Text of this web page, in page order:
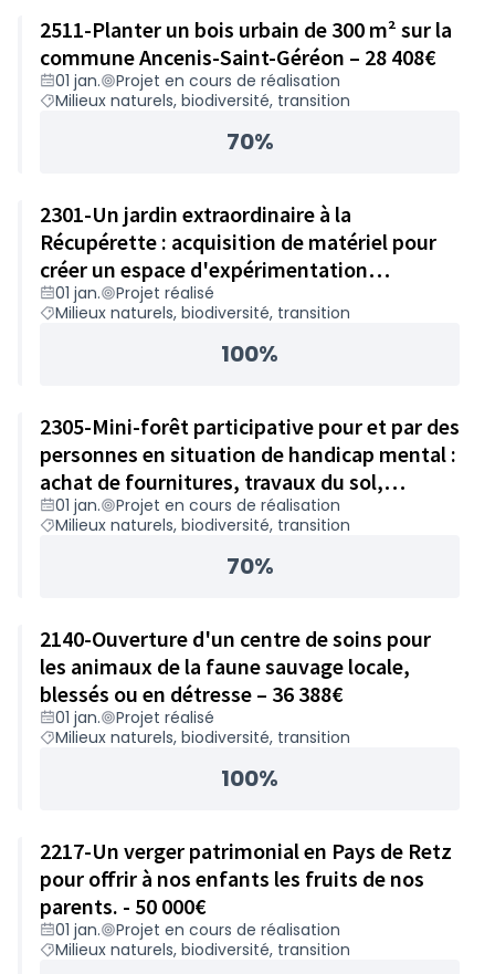
2511-Planter un bois urbain de 300 m² sur la
commune Ancenis-Saint-Géréon – 28 408€
01 jan.
Projet en cours de réalisation
Milieux naturels, biodiversité, transition
70%
2301-Un jardin extraordinaire à la
Récupérette : acquisition de matériel pour
créer un espace d'expérimentation
permaculturel et ateliers biodiversité – 24
863€
01 jan.
Projet réalisé
Milieux naturels, biodiversité, transition
100%
2305-Mini-forêt participative pour et par des
personnes en situation de handicap mental :
achat de fournitures, travaux du sol,
accompagnement – 24 984€
01 jan.
Projet en cours de réalisation
Milieux naturels, biodiversité, transition
70%
2140-Ouverture d'un centre de soins pour
les animaux de la faune sauvage locale,
blessés ou en détresse – 36 388€
01 jan.
Projet réalisé
Milieux naturels, biodiversité, transition
100%
2217-Un verger patrimonial en Pays de Retz
pour offrir à nos enfants les fruits de nos
parents. - 50 000€
01 jan.
Projet en cours de réalisation
Milieux naturels, biodiversité, transition